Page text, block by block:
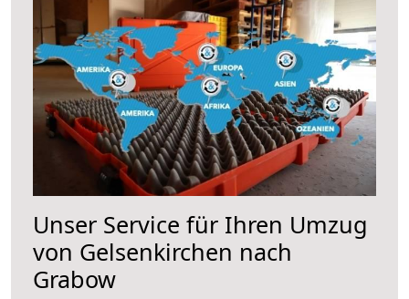
Unser Service für Ihren Umzug
von Gelsenkirchen nach
Grabow